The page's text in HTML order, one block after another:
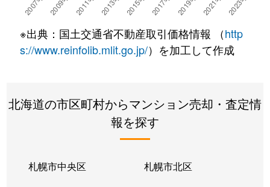
湯川町 780万円 湯の川温泉
徒歩4
湯浜町
450万円 函館アリーナ前
徒歩15
若松町
630万円 函館駅前 徒歩6
※出典：国土交通省不動産取引価格情報 （http
s://www.reinfolib.mlit.go.jp/）を加工して作成
北海道の市区町村からマンション売却・査定情
報を探す
札幌市中央区 札幌市北区